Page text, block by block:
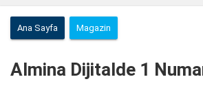
Ana Sayfa Magazin
Almina Dijitalde 1